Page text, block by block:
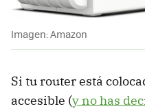
Imagen: Amazon
Si tu router está
accesible (y no has